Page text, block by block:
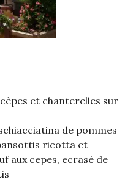
et chanterelles sur
de pommes
ricotta et
aux cepes, ecrasé de